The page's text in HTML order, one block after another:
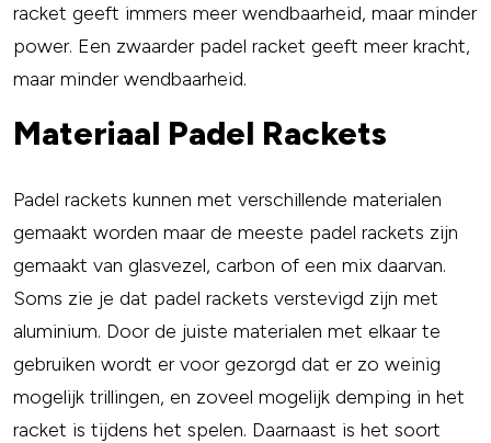
racket geeft immers meer wendbaarheid, maar minder
power. Een zwaarder padel racket geeft meer kracht,
maar minder wendbaarheid.
Materiaal Padel Rackets
Padel rackets kunnen met verschillende materialen
gemaakt worden maar de meeste padel rackets zijn
gemaakt van glasvezel, carbon of een mix daarvan.
Soms zie je dat padel rackets verstevigd zijn met
aluminium. Door de juiste materialen met elkaar te
gebruiken wordt er voor gezorgd dat er zo weinig
mogelijk trillingen, en zoveel mogelijk demping in het
racket is tijdens het spelen. Daarnaast is het soort